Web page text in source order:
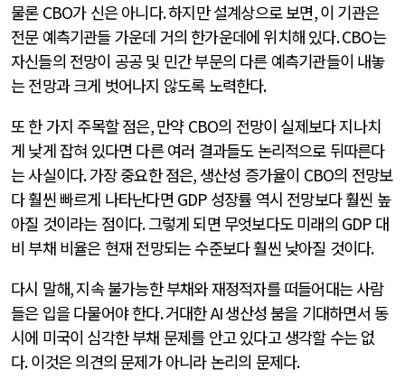
물론 CBO가 신은 아니다.하지만 설계상으로 보면,이 기관은
전문 예측기관들 가운데 거의 한가운데에 위치해 있다. CBO는
자신들의 전망이 공공 및 민간 부문의 다른 예측기관들이 내놓
는 전망과 크게 벗어나지 않도록 노력한다.
또 한 가지 주목할 점은,만약 CBO의 전망이 실제보다 지나치
게 낮게 잡혀 있다면 다른 여러 결과들도 논리적으로 뒤따른다
는 사실이다.가장 중요한 점은, 생산성 증가율이 CBO의 전망보
다 훨씬 빠르게 나타난다면 GDP 성장률 역시 전망보다 훨씬 높
아질 것이라는 점이다.그렇게 되면 무엇보다도 미래의 GDP 대
비 부채 비율은 현재 전망되는 수준보다 훨씬 낮아질 것이다.
다시 말해,지속 불가능한 부채와 재정적자를 떠들어대는 사람
들은 입을 다물어야 한다.거대한AI생산성 붐을 기대하면서 동
시에 미국이 심각한 부채 문제를 안고 있다고 생각할 수는 없
다.이것은 의견의 문제가 아니라 논리의 문제다.